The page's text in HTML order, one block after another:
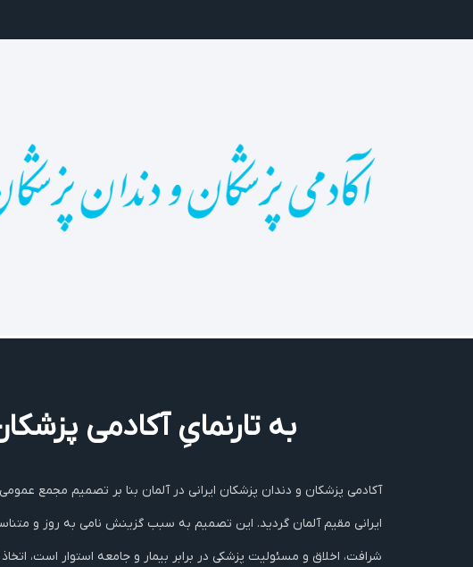
به تارنمایِ آکادمی
ایرانی‌ مقیم آلمان گردید. این تصمیم به سبب گزینش نامی‌ به روز و